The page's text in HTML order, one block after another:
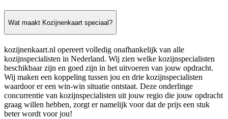
Wat maakt Kozijnenkaart speciaal?
kozijnenkaart.nl opereert volledig onafhankelijk van alle
kozijnspecialisten in Nederland. Wij zien welke kozijnspecialisten
beschikbaar zijn en goed zijn in het uitvoeren van jouw opdracht.
Wij maken een koppeling tussen jou en drie kozijnspecialisten
waardoor er een win-win situatie ontstaat. Deze onderlinge
concurrentie van kozijnspecialisten uit jouw regio die jouw opdracht
graag willen hebben, zorgt er namelijk voor dat de prijs een stuk
beter wordt voor jou!